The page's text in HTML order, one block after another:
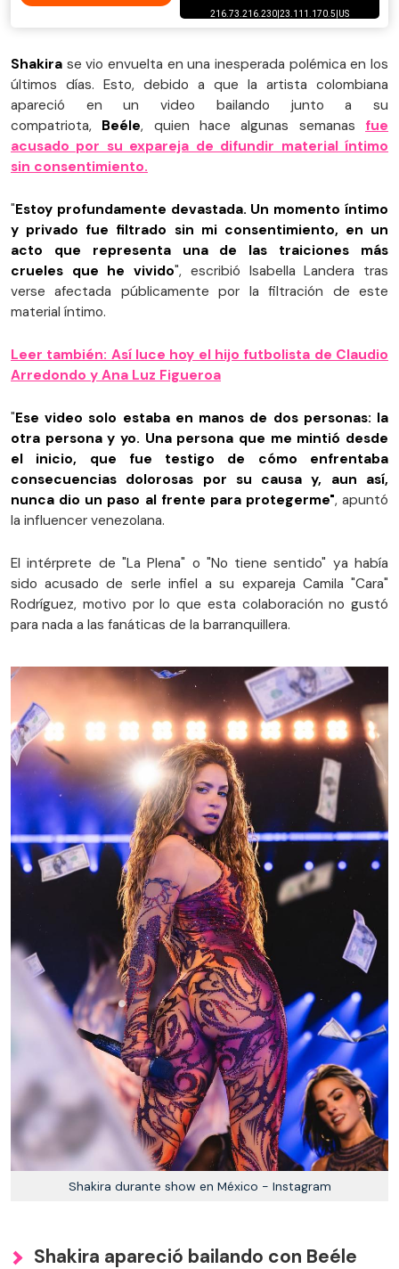
Shakira se vio envuelta en una inesperada polémica en los
últimos días. Esto, debido a que la artista colombiana
apareció en un video bailando junto a su
compatriota, Beéle, quien hace algunas semanas fue
acusado por su expareja de difundir material íntimo
sin consentimiento.
"Estoy profundamente devastada. Un momento íntimo
y privado fue filtrado sin mi consentimiento, en un
acto que representa una de las traiciones más
crueles que he vivido", escribió Isabella Landera tras
verse afectada públicamente por la filtración de este
material íntimo.
Leer también: Así luce hoy el hijo futbolista de Claudio
Arredondo y Ana Luz Figueroa
"Ese video solo estaba en manos de dos personas: la
otra persona y yo. Una persona que me mintió desde
el inicio, que fue testigo de cómo enfrentaba
consecuencias dolorosas por su causa y, aun así,
nunca dio un paso al frente para protegerme", apuntó
la influencer venezolana.
El intérprete de "La Plena" o "No tiene sentido" ya había
sido acusado de serle infiel a su expareja Camila "Cara"
Rodríguez, motivo por lo que esta colaboración no gustó
para nada a las fanáticas de la barranquillera.
Shakira durante show en México - Instagram
Shakira apareció bailando con Beéle